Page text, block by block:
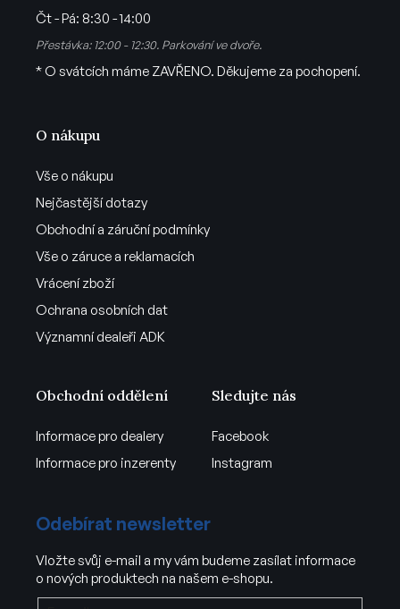
O nákupu
Vše o nákupu
Nejčastější dotazy
Obchodní a záruční podmínky
Vše o záruce a reklamacích
Vrácení zboží
Ochrana osobních dat
Významní dealeři ADK
Čt - Pá: 8:30 - 14:00
Přestávka: 12:00 - 12:30. Parkování ve dvoře.
* O svátcích máme ZAVŘENO. Děkujeme za pochopení.
Obchodní oddělení
Informace pro dealery
Informace pro inzerenty
Sledujte nás
Facebook
Instagram
Odebírat newsletter
Vložte svůj e-mail a my vám budeme zasílat informace
o nových produktech na našem e-shopu.